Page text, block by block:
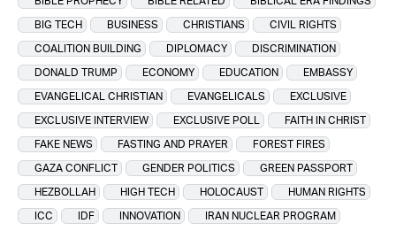
BIG TECH
BUSINESS CHRISTIANS
CIVIL RIGHTS
COALITION BUILDING
DIPLOMACY
DISCRIMINATION
DONALD TRUMP
ECONOMY EDUCATION
EMBASSY
EVANGELICAL CHRISTIAN
EVANGELICALS
EXCLUSIVE
EXCLUSIVE INTERVIEW
EXCLUSIVE POLL
FAITH IN CHRIST
FAKE NEWS
FASTING AND PRAYER
FOREST FIRES
GAZA CONFLICT
GENDER POLITICS
GREEN PASSPORT
HEZBOLLAH
HIGH TECH HOLOCAUST
HUMAN RIGHTS
ICC
IDF INNOVATION
IRAN NUCLEAR PROGRAM